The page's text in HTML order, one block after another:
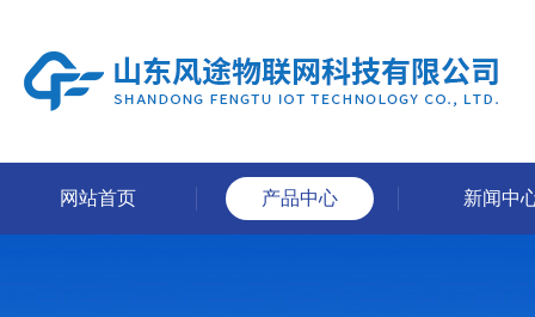
网站首页 产品中心 新闻中